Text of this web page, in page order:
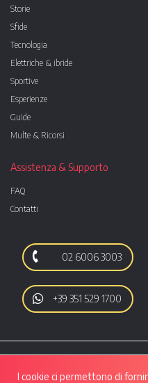
Storie
Sfide
Tecnologia
Elettriche & ibride
Sportive
Esperienze
Guide
Multe & Ricorsi
Assistenza & Supporto
FAQ
Contatti
02 6006 3003
+39 351 529 1700
I cookie ci permettono di